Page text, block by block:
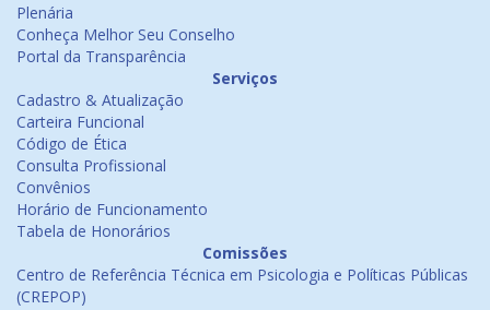
Plenária
Conheça Melhor Seu Conselho
Portal da Transparência
Serviços
Cadastro & Atualização
Carteira Funcional
Código de Ética
Consulta Profissional
Convênios
Horário de Funcionamento
Tabela de Honorários
Comissões
Centro de Referência Técnica em Psicologia e Políticas Públicas
(CREPOP)